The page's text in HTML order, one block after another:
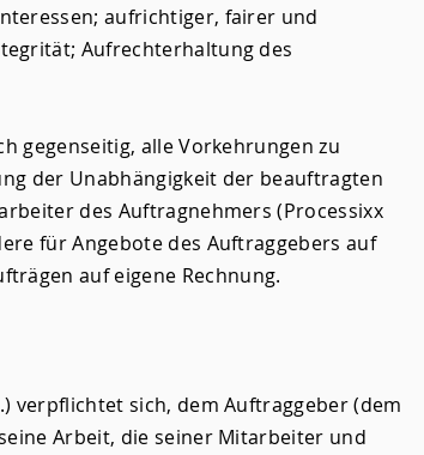
aufrichtiger, fairer und
Aufrechterhaltung des
gegenseitig, alle Vorkehrungen zu
der Unabhängigkeit der beauftragten
des Auftragnehmers (Processixx
für Angebote des Auftraggebers auf
auf eigene Rechnung.
verpflichtet sich, dem Auftraggeber (dem
Arbeit, die seiner Mitarbeiter und